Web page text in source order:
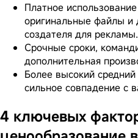
Платное
оригинальные файлы и
создателя для рекламы.
Срочные сроки,
дополнительная
Более высокий
сильное совпадение с
4 ключевых